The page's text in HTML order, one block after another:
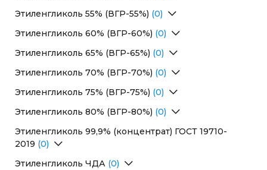
Этиленгликоль 55% (ВГР-55%) (0)
Этиленгликоль 60% (ВГР-60%) (0)
Этиленгликоль 65% (ВГР-65%) (0)
Этиленгликоль 70% (ВГР-70%) (0)
Этиленгликоль 75% (ВГР-75%) (0)
Этиленгликоль 80% (ВГР-80%) (0)
Этиленгликоль 99,9% (концентрат) ГОСТ 19710-
2019 (0)
Этиленгликоль ЧДА (0)